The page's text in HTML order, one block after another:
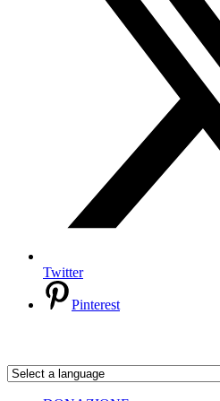
Twitter
Pinterest